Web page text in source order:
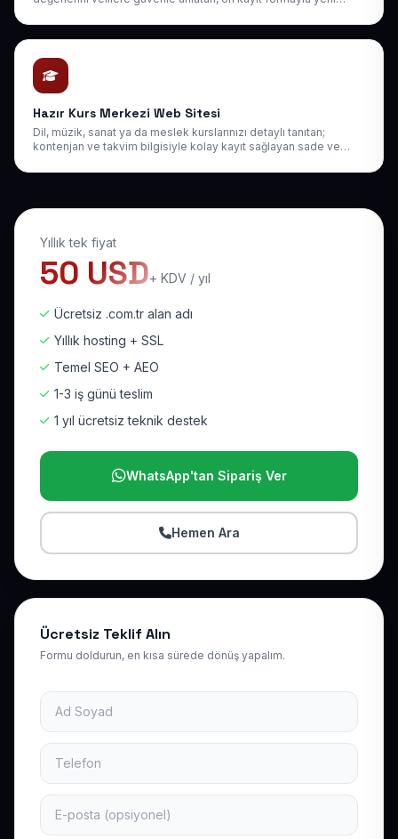
Hazır Kurs Merkezi Web Sitesi
Dil, müzik, sanat ya da meslek kurslarınızı detaylı tanıtan;
kontenjan ve takvim bilgisiyle kolay kayıt sağlayan sade ve
Yıllık tek fiyat
50 USD+ KDV / yıl
Ücretsiz .com.tr alan adı
Yıllık hosting + SSL
Temel SEO + AEO
1-3 iş günü teslim
1 yıl ücretsiz teknik destek
WhatsApp'tan Sipariş Ver
Hemen Ara
Ücretsiz Teklif Alın
Formu doldurun, en kısa sürede dönüş yapalım.